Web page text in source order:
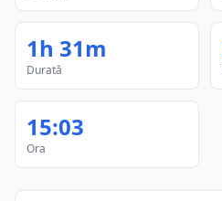
1h 31m
Durată
15:03
Ora